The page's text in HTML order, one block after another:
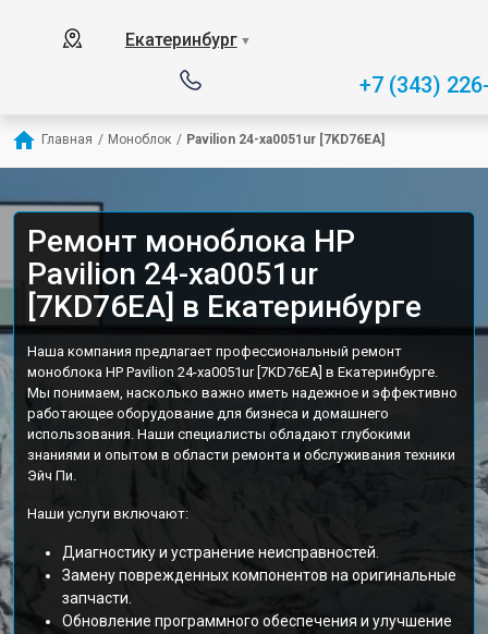
Екатеринбург ▼
+7 (343)
Главная / Моноблок / Pavilion 24-xa0051ur [7KD76EA]
Ремонт моноблока HP
Pavilion 24-xa0051ur
[7KD76EA] в Екатеринбурге
Наша компания предлагает профессиональный ремонт
моноблока HP Pavilion 24-xa0051ur [7KD76EA] в Екатеринбурге.
Мы понимаем, насколько важно иметь надежное и эффективно
работающее оборудование для бизнеса и домашнего
использования. Наши специалисты обладают глубокими
знаниями и опытом в области ремонта и обслуживания техники
Эйч Пи.
Наши услуги включают:
Диагностику и устранение неисправностей.
Замену поврежденных компонентов на оригинальные
запчасти.
Обновление программного обеспечения и улучшение